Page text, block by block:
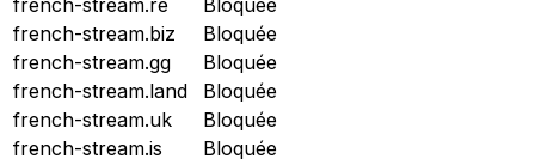
french-stream.re
Bloquée
french-stream.biz
Bloquée
french-stream.gg
Bloquée
french-stream.land
Bloquée
french-stream.uk
Bloquée
french-stream.is
Bloquée